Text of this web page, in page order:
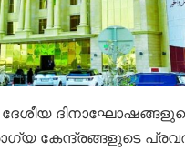
ദേശീയ
കേന്ദ്രങ്ങളുടെ